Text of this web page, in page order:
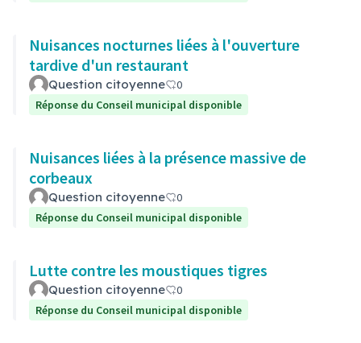
Nuisances nocturnes liées à l'ouverture
tardive d'un restaurant
Question citoyenne
0
Réponse du Conseil municipal disponible
Nuisances liées à la présence massive de
corbeaux
Question citoyenne
0
Réponse du Conseil municipal disponible
Lutte contre les moustiques tigres
Question citoyenne
0
Réponse du Conseil municipal disponible